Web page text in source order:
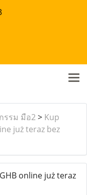
รรม มือ2> Kup
już teraz bez
online już teraz